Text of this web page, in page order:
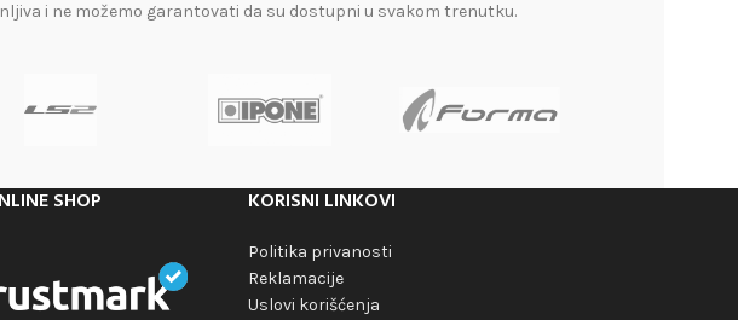
i ne možemo garantovati da su dostupni u svakom trenutku.
SHOP KORISNI LINKOVI
Politika privanosti
Reklamacije
Uslovi korišćenja